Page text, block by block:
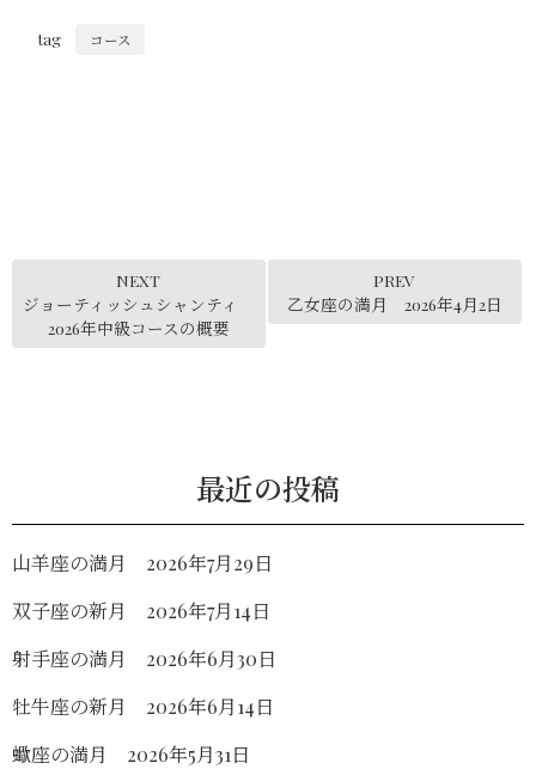
tag コース
NEXT
ジョーティッシュシャンティ
2026年中級コースの概要
PREV
乙女座の満月 2026年4月2日
最近の投稿
山羊座の満月 2026年7月29日
双子座の新月 2026年7月14日
射手座の満月 2026年6月30日
牡牛座の新月 2026年6月14日
蠍座の満月 2026年5月31日